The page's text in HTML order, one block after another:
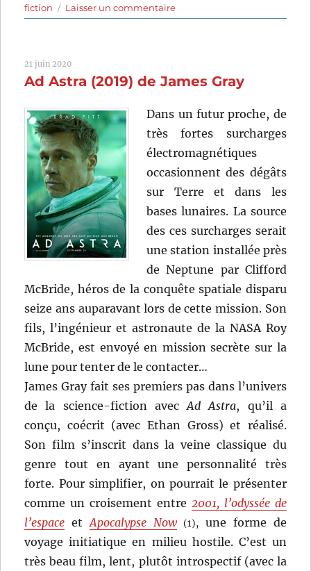
fiction
Laisser un commentairesur
Moonfall
Emmerich
21 juin 2020
Ad Astra (2019) de James Gray
Dans un futur proche, de
très fortes surcharges
électromagnétiques
occasionnent des dégâts
sur Terre et dans les
bases lunaires. La source
des ces surcharges serait
une station installée près
de Neptune par Clifford
McBride, héros de la conquête spatiale disparu
seize ans auparavant lors de cette mission. Son
fils, l’ingénieur et astronaute de la NASA Roy
McBride, est envoyé en mission secrète sur la
lune pour tenter de le contacter…
James Gray fait ses premiers pas dans l’univers
de la science-fiction avecAd Astra, qu’il a
conçu, coécrit (avec Ethan Gross) et réalisé.
Son film s’inscrit dans la veine classique du
genre tout en ayant une personnalité très
forte. Pour simplifier, on pourrait le présenter
comme un croisement entre 2001, l’odyssée de
l’espace etApocalypse Now (1),
une forme de
voyage initiatique en milieu hostile. C’est un
très beau film, lent, plutôt introspectif (avec la